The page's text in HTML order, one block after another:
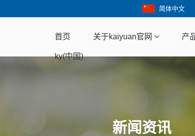
简体中文
首页 关于kaiyuan官网 产
ky(中国)
新闻资讯